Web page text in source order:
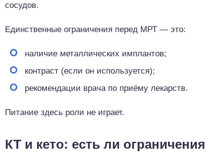
сосудов.
Единственные ограничения перед МРТ — это:
наличие металлических имплантов;
контраст (если он используется);
рекомендации врача по приёму лекарств.
Питание здесь роли не играет.
КТ и кето: есть ли ограничения